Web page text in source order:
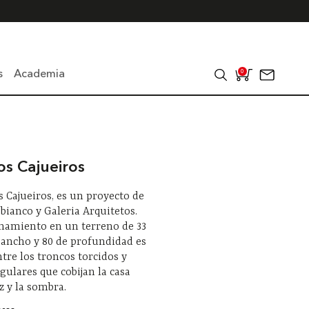
Academia 0
Cajueiros
Cajueiros, es un proyecto de
y Galeria Arquitetos.
en un terreno de 33
y 80 de profundidad es
los troncos torcidos y
que cobijan la casa
y la sombra.